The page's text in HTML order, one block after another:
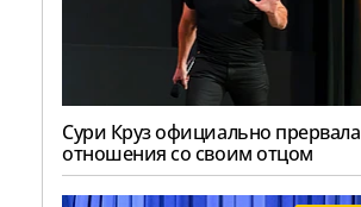
Сури Круз официально прервала
отношения со своим отцом